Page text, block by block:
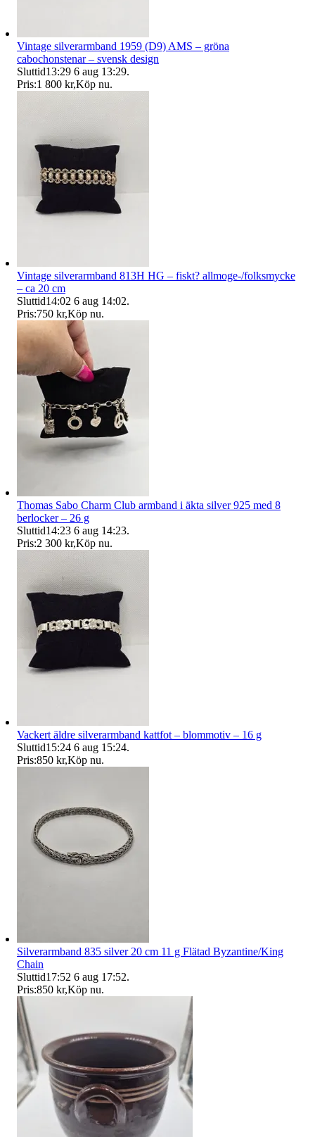
Vintage silverarmband 1959 (D9) AMS – gröna
cabochonstenar – svensk design
Sluttid13:29 6 aug 13:29.
Pris:1 800 kr,Köp nu.
Vintage silverarmband 813H HG – fiskt? allmoge-/folksmycke
– ca 20 cm
Sluttid14:02 6 aug 14:02.
Pris:750 kr,Köp nu.
Thomas Sabo Charm Club armband i äkta silver 925 med 8
berlocker – 26 g
Sluttid14:23 6 aug 14:23.
Pris:2 300 kr,Köp nu.
Vackert äldre silverarmband kattfot – blommotiv – 16 g
Sluttid15:24 6 aug 15:24.
Pris:850 kr,Köp nu.
Silverarmband 835 silver 20 cm 11 g Flätad Byzantine/King
Chain
Sluttid17:52 6 aug 17:52.
Pris:850 kr,Köp nu.